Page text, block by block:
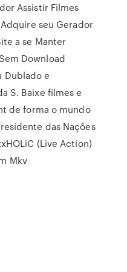
Assistir Filmes
seu Gerador
a se Manter
Download
Dublado e
S. Baixe filmes e
de forma o mundo
das Nações
(Live Action)
Mkv